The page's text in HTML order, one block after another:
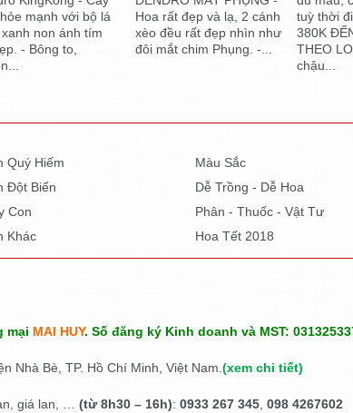
mạnh với bộ lá
non ánh tím
- Bông to,
Hoa rất đẹp và lạ, 2 cánh
xèo đều rất đẹp nhìn như
đôi mắt chim Phụng. -...
tuỳ thời
380K
THEO
chậu...
Quý Hiếm
Đột Biến
Con
Khác
Màu Sắc
Dễ Trồng - Dễ Hoa
Phân - Thuốc - Vật Tư
Hoa Tết 2018
mại MAI HUY. Số đăng ký Kinh doanh và MST:
Nhà Bè, TP. Hồ Chí Minh, Việt Nam.(xem chi tiết)
giá lan, … (từ 8h30 – 16h): 0933 267 345, 098 4267602